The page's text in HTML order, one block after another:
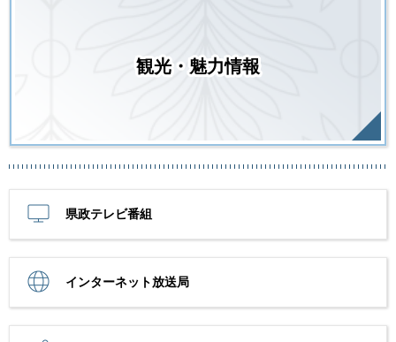
観光・魅力情報
県政テレビ番組
インターネット放送局